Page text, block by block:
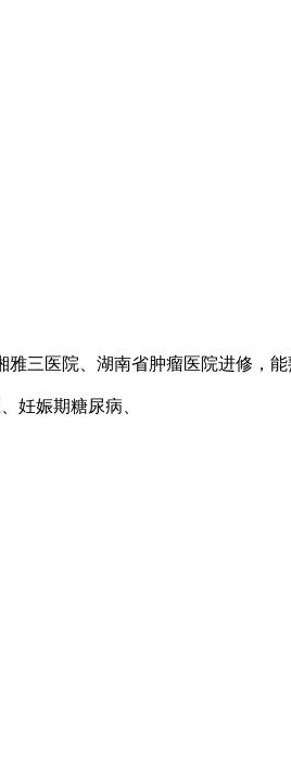
三医院、湖南省肿瘤医院进修，能
妊娠期糖尿病、